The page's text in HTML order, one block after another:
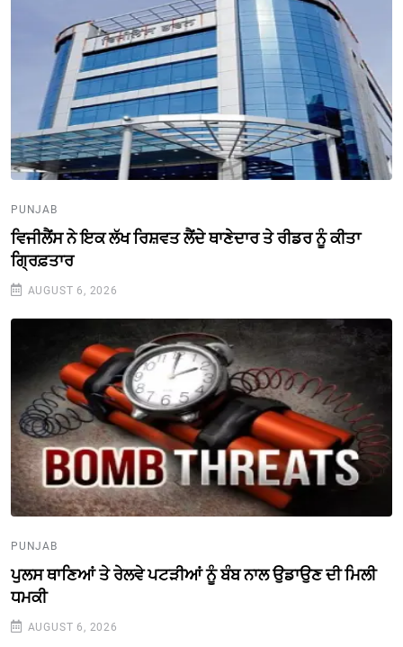
PUNJAB
ਵਿਜੀਲੈਂਸ ਨੇ ਇਕ ਲੱਖ ਰਿਸ਼ਵਤ ਲੈਂਦੇ ਥਾਣੇਦਾਰ ਤੇ ਰੀਡਰ ਨੂੰ ਕੀਤਾ
ਗ੍ਰਿਫ਼ਤਾਰ
AUGUST 6, 2026
PUNJAB
ਪੁਲਸ ਥਾਣਿਆਂ ਤੇ ਰੇਲਵੇ ਪਟੜੀਆਂ ਨੂੰ ਬੰਬ ਨਾਲ ਉਡਾਉਣ ਦੀ ਮਿਲੀ
ਧਮਕੀ
AUGUST 6, 2026